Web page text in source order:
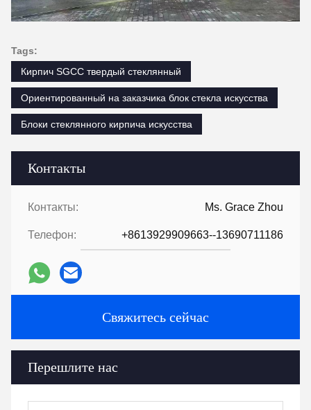
Контакты
Контакты: Ms. Grace Zhou
Телефон: +8613929909663--13690711186
Свяжитесь сейчас
Перешлите нас
Tags:
Кирпич SGCC твердый стеклянный
Ориентированный на заказчика блок стекла искусства
Блоки стеклянного кирпича искусства